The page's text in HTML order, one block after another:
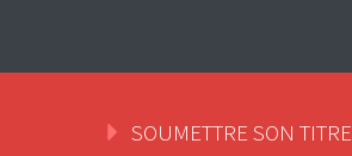
SOUMETTRE SON TITRE